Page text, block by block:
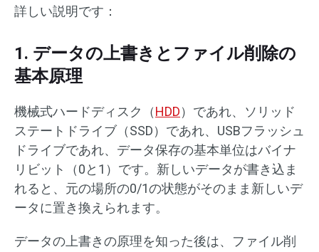
詳しい説明です：
1. データの上書きとファイル削除の
基本原理
機械式ハードディスク（HDD）であれ、ソリッド
ステートドライブ（SSD）であれ、USBフラッシュ
ドライブであれ、データ保存の基本単位はバイナ
リビット（0と1）です。新しいデータが書き込ま
れると、元の場所の0/1の状態がそのまま新しいデ
ータに置き換えられます。
データの上書きの原理を知った後は、ファイル削